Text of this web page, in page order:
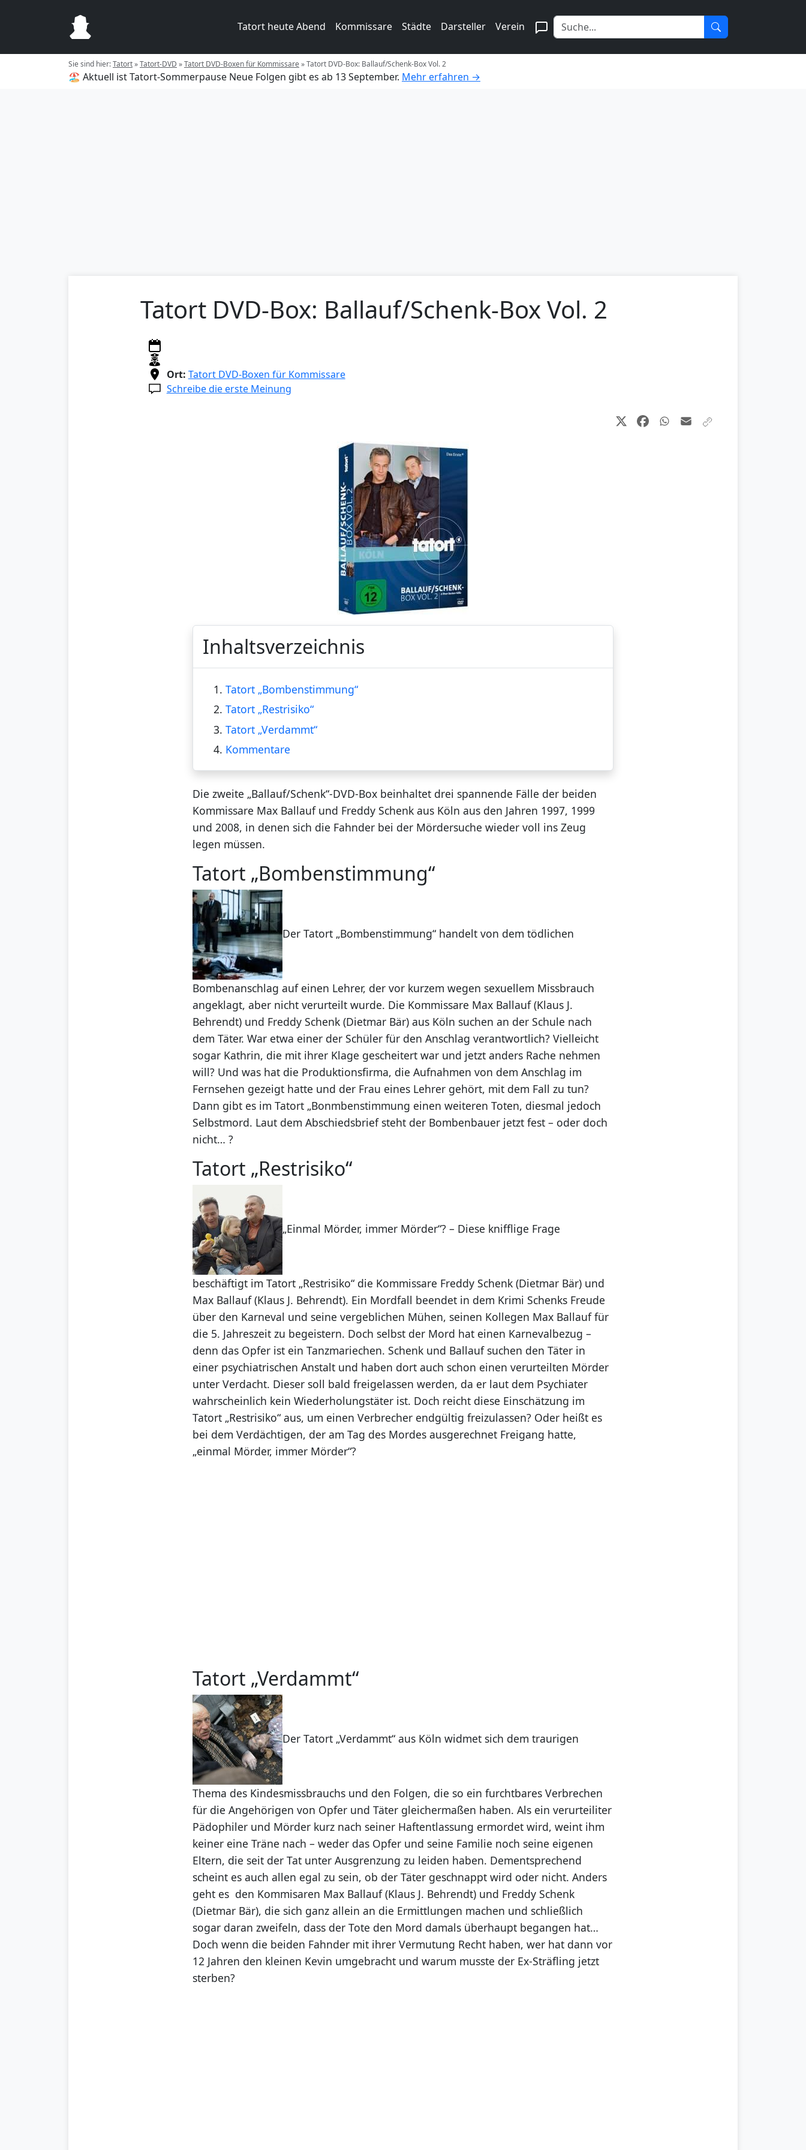
Tatort heute Abend Kommissare Städte Darsteller Verein
Sie sind hier:Tatort»Tatort-DVD »Tatort DVD-Boxen für Kommissare»Tatort DVD-Box: Ballauf/Schenk-Box Vol. 2
🏖️ Aktuell ist Tatort-Sommerpause Neue Folgen gibt es ab 13 September. Mehr erfahren →
Tatort DVD-Box: Ballauf/Schenk-Box Vol. 2
Ort: Tatort DVD-Boxen für Kommissare
Schreibe die erste Meinung
Inhaltsverzeichnis
1. Tatort „Bombenstimmung“
2. Tatort „Restrisiko“
3. Tatort „Verdammt“
4. Kommentare
Die zweite „Ballauf/Schenk“-DVD-Box beinhaltet drei spannende Fälle der beiden
Kommissare Max Ballauf und Freddy Schenk aus Köln aus den Jahren 1997, 1999
und 2008, in denen sich die Fahnder bei der Mördersuche wieder voll ins Zeug
legen müssen.
Tatort „Bombenstimmung“
Der Tatort „Bombenstimmung“ handelt von dem tödlichen
Bombenanschlag auf einen Lehrer, der vor kurzem wegen sexuellem Missbrauch
angeklagt, aber nicht verurteilt wurde. Die Kommissare Max Ballauf (Klaus J.
Behrendt) und Freddy Schenk (Dietmar Bär) aus Köln suchen an der Schule nach
dem Täter. War etwa einer der Schüler für den Anschlag verantwortlich? Vielleicht
sogar Kathrin, die mit ihrer Klage gescheitert war und jetzt anders Rache nehmen
will? Und was hat die Produktionsfirma, die Aufnahmen von dem Anschlag im
Fernsehen gezeigt hatte und der Frau eines Lehrer gehört, mit dem Fall zu tun?
Dann gibt es im Tatort „Bonmbenstimmung einen weiteren Toten, diesmal jedoch
Selbstmord. Laut dem Abschiedsbrief steht der Bombenbauer jetzt fest – oder doch
nicht… ?
Tatort „Restrisiko“
„Einmal Mörder, immer Mörder“? – Diese knifflige Frage
beschäftigt im Tatort „Restrisiko“ die Kommissare Freddy Schenk (Dietmar Bär) und
Max Ballauf (Klaus J. Behrendt). Ein Mordfall beendet in dem Krimi Schenks Freude
über den Karneval und seine vergeblichen Mühen, seinen Kollegen Max Ballauf für
die 5. Jahreszeit zu begeistern. Doch selbst der Mord hat einen Karnevalbezug –
denn das Opfer ist ein Tanzmariechen. Schenk und Ballauf suchen den Täter in
einer psychiatrischen Anstalt und haben dort auch schon einen verurteilten Mörder
unter Verdacht. Dieser soll bald freigelassen werden, da er laut dem Psychiater
wahrscheinlich kein Wiederholungstäter ist. Doch reicht diese Einschätzung im
Tatort „Restrisiko“ aus, um einen Verbrecher endgültig freizulassen? Oder heißt es
bei dem Verdächtigen, der am Tag des Mordes ausgerechnet Freigang hatte,
„einmal Mörder, immer Mörder“?
Tatort „Verdammt“
Der Tatort „Verdammt“ aus Köln widmet sich dem traurigen
Thema des Kindesmissbrauchs und den Folgen, die so ein furchtbares Verbrechen
für die Angehörigen von Opfer und Täter gleichermaßen haben. Als ein verurteiliter
Pädophiler und Mörder kurz nach seiner Haftentlassung ermordet wird, weint ihm
keiner eine Träne nach – weder das Opfer und seine Familie noch seine eigenen
Eltern, die seit der Tat unter Ausgrenzung zu leiden haben. Dementsprechend
scheint es auch allen egal zu sein, ob der Täter geschnappt wird oder nicht. Anders
geht es den Kommisaren Max Ballauf (Klaus J. Behrendt) und Freddy Schenk
(Dietmar Bär), die sich ganz allein an die Ermittlungen machen und schließlich
sogar daran zweifeln, dass der Tote den Mord damals überhaupt begangen hat…
Doch wenn die beiden Fahnder mit ihrer Vermutung Recht haben, wer hat dann vor
12 Jahren den kleinen Kevin umgebracht und warum musste der Ex-Sträfling jetzt
sterben?